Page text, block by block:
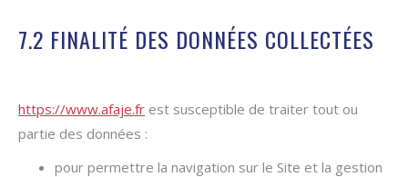
7.2 FINALITÉ DES DONNÉES COLLECTÉES
https://www.afaje.fr est susceptible de traiter tout ou
partie des données :
pour permettre la navigation sur le Site et la gestion